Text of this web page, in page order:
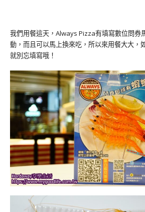
我們用餐這天，Always Pizza有填寫數位問券
動，而且可以馬上換來吃，所以來用餐大大，
就別忘填寫哦！